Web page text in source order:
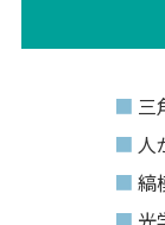
三
人
縞